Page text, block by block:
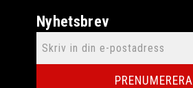
Nyhetsbrev
PRENUMERERA